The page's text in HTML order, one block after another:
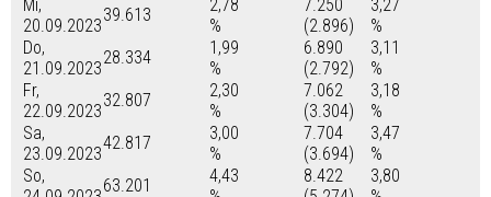
Mi,
20.09.2023
39.613
2,78
%
7.250
(2.896)
3,27
%
Do,
21.09.2023
28.334
1,99
%
6.890
(2.792)
3,11
%
Fr,
22.09.2023
32.807
2,30
%
7.062
(3.304)
3,18
%
Sa,
23.09.2023
42.817
3,00
%
7.704
(3.694)
3,47
%
So,
63.201
4,43
8.422
3,80